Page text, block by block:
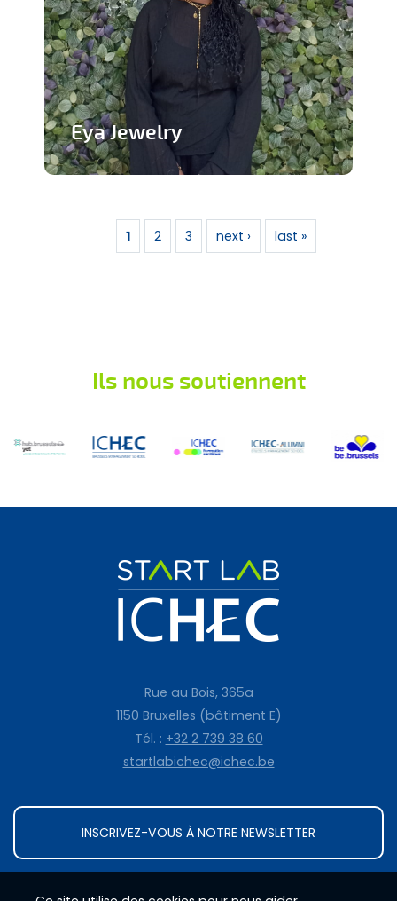
Eya Jewelry
En savoir plus
1 2 3 next › last »
Ils nous soutiennent
Rue au Bois, 365a
1150 Bruxelles (bâtiment E)
Tél. : +32 2 739 38 60
startlabichec@ichec.be
INSCRIVEZ-VOUS À NOTRE NEWSLETTER